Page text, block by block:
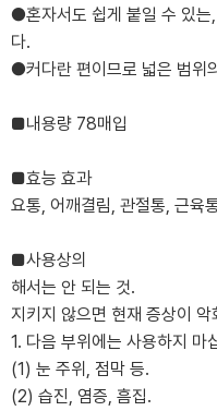
●혼자서도 쉽게 붙일 수 있는
다.
●커다란 편이므로 넓은 범위
■내용량 78매입
■효능 효과
요통, 어깨결림, 관절통, 근육
■사용상의
해서는 안 되는 것.
지키지 않으면 현재 증상이
1. 다음 부위에는 사용하지 마
(1) 눈 주위, 점막 등.
(2) 습진, 염증, 흠집.